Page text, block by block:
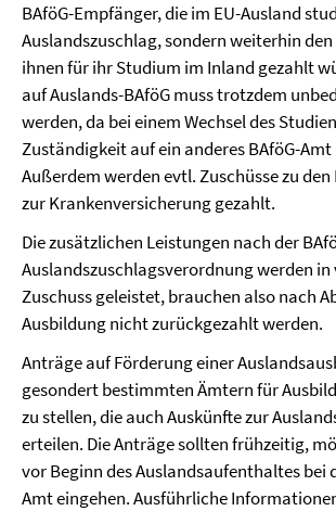
BAföG-Empfänger, die im EU-Ausland
Auslandszuschlag, sondern weiterhin
ihnen für ihr Studium im Inland gezahlt
auf Auslands-BAföG muss trotzdem
werden, da bei einem Wechsel des
Zuständigkeit auf ein anderes BAföG-
Außerdem werden evtl. Zuschüsse zu
zur Krankenversicherung gezahlt.
Die zusätzlichen Leistungen nach der
Auslandszuschlagsverordnung werden in
Zuschuss geleistet, brauchen also nach
Ausbildung nicht zurückgezahlt werden.
Anträge auf Förderung einer
gesondert bestimmten Ämtern für
zu stellen, die auch Auskünfte zur
erteilen. Die Anträge sollten frühzeitig,
vor Beginn des Auslandsaufenthaltes bei
Amt eingehen. Ausführliche